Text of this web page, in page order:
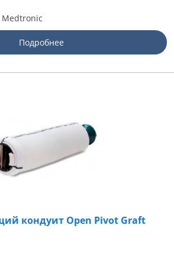
Medtronic
Подробнее
кондуит Open Pivot Graft